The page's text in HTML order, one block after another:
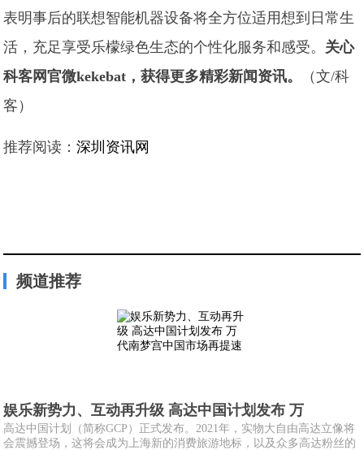
表明事后的联想智能机器设备将全方位适用想到日常生
活，充足享受乐檬绿色生态的个性化服务和感受。 关心
科客网官微kekebat，获得更多精彩新闻资讯。
（文/科
客）
推荐阅读：深圳资讯网
频道推荐
娱乐新势力、互动再升级 高达中国计划发布 万
高达中国计划（简称GCP）正式发布。2021年，实物大自由高达立像将
会震撼登场，这将会成为上海新的消费旅游地标，以及众多高达粉丝的